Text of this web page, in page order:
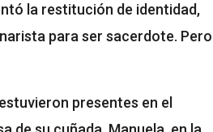
la restitución de identidad,
para ser sacerdote. Pero
presentes en el